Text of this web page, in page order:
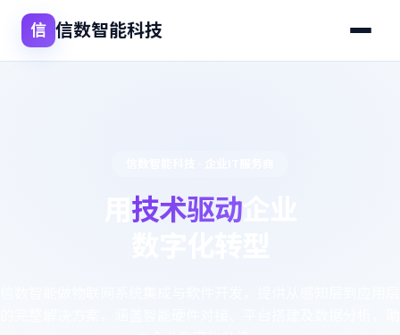
信 信数智能科技
技术驱动企业